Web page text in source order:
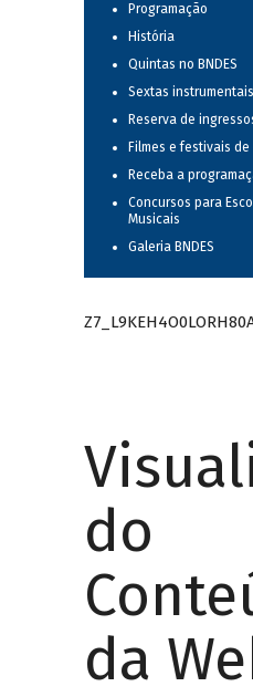
Programação
História
Quintas no BNDES
Sextas instrumentais
Reserva de
Filmes e festivais de
Receba a
Concursos para
Musicais
Galeria BNDES
do
da